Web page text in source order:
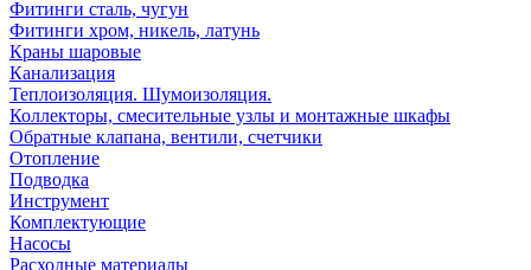
Фитинги сталь, чугун
Фитинги хром, никель, латунь
Краны шаровые
Канализация
Теплоизоляция. Шумоизоляция.
Коллекторы, смесительные узлы и монтажные шкафы
Обратные клапана, вентили, счетчики
Отопление
Подводка
Инструмент
Комплектующие
Насосы
Расходные материалы